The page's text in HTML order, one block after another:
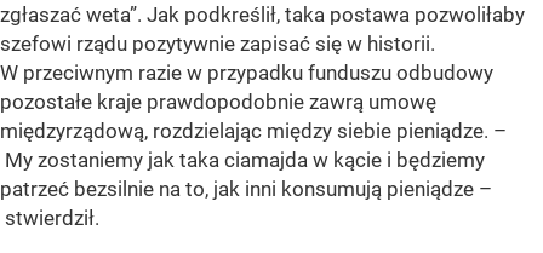
zgłaszać weta”. Jak podkreślił, taka postawa pozwoliłaby
szefowi rządu pozytywnie zapisać się w historii.
W przeciwnym razie w przypadku funduszu odbudowy
pozostałe kraje prawdopodobnie zawrą umowę
międzyrządową, rozdzielając między siebie pieniądze. –
My zostaniemy jak taka ciamajda w kącie i będziemy
patrzeć bezsilnie na to, jak inni konsumują pieniądze –
stwierdził.